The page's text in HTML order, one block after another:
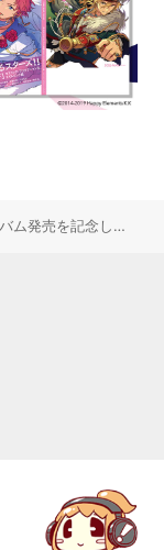
三月のパンタシア、アルバム発売を記念した特番をABEMAで生配信決定＆全曲クロスフェード映像を公開！